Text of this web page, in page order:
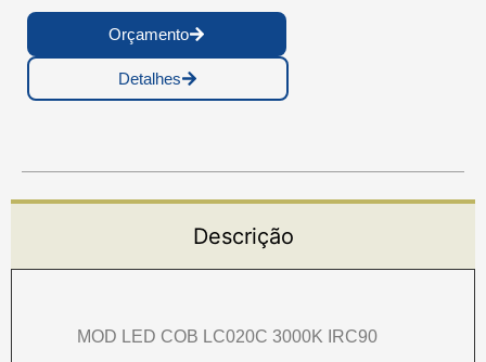
Orçamento
Detalhes
Descrição
MOD LED COB LC020C 3000K IRC90